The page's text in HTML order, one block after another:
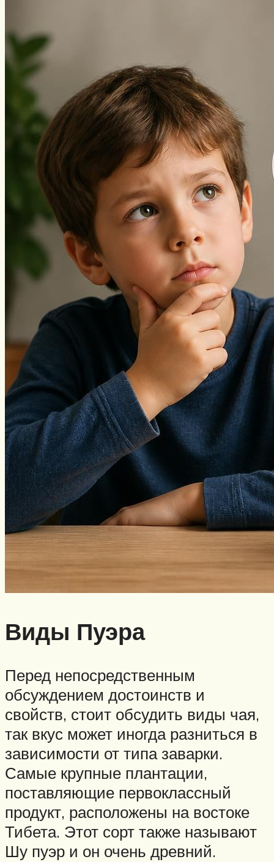
Виды Пуэра
Перед непосредственным
обсуждением достоинств и
свойств, стоит обсудить виды чая,
так вкус может иногда разниться в
зависимости от типа заварки.
Самые крупные плантации,
поставляющие первоклассный
продукт, расположены на востоке
Тибета. Этот сорт также называют
Шу пуэр и он очень древний.